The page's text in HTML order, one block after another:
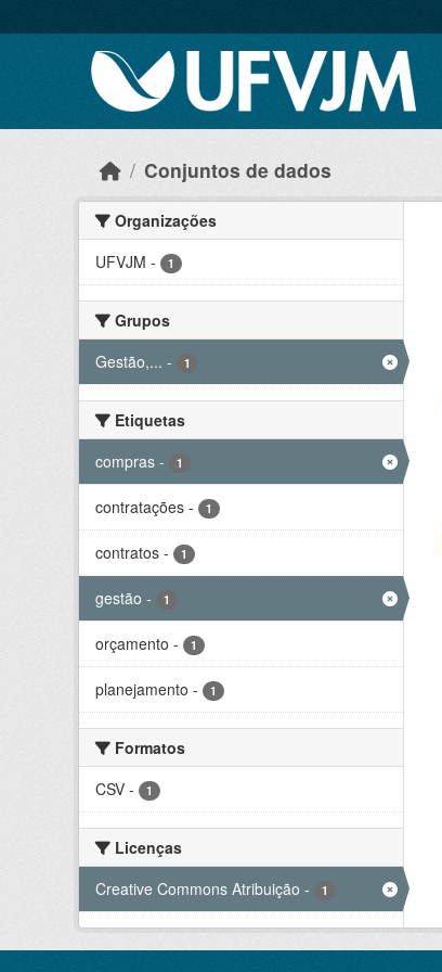
Conjuntos de dados
Organizações
UFVJM - 1
Grupos
Gestão,... - 1
Etiquetas
compras - 1
contratações - 1
contratos - 1
gestão - 1
orçamento - 1
planejamento - 1
Formatos
CSV - 1
Licenças
Creative Commons Atribuição - 1